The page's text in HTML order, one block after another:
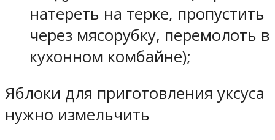
натереть на терке, пропустить
через мясорубку, перемолоть в
кухонном комбайне);
Яблоки для приготовления уксуса
нужно измельчить